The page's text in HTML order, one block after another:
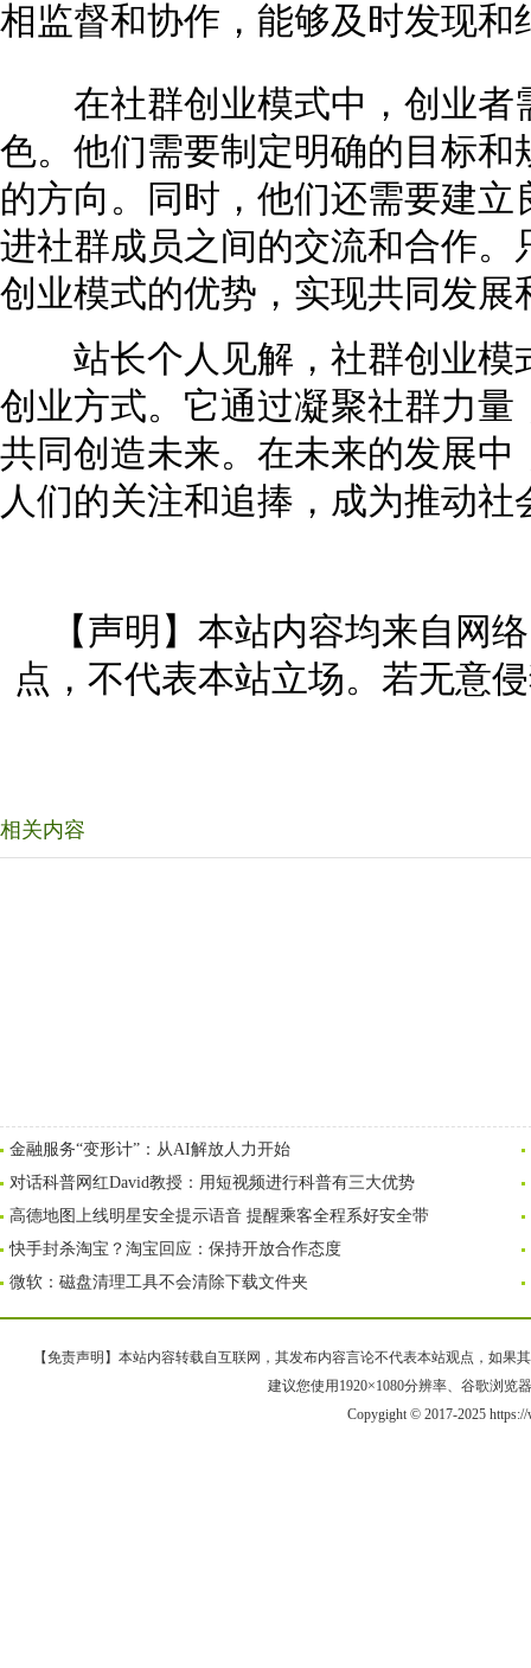
相监督和协作，能够及时发现
在社群创业模式中，创业者
色。他们需要制定明确的目标
的方向。同时，他们还需要建
进社群成员之间的交流和合作
创业模式的优势，实现共同发展
站长个人见解，社群创业模
创业方式。它通过凝聚社群力
共同创造未来。在未来的发展
人们的关注和追捧，成为推动
【声明】本站内容均来自网
点，不代表本站立场。若无意
相关内容
金融服务“变形计”：从AI解放人力开始
对话科普网红David教授：用短视频进行科普有三大优势
高德地图上线明星安全提示语音 提醒乘客全程系好安全带
快手封杀淘宝？淘宝回应：保持开放合作态度
微软：磁盘清理工具不会清除下载文件夹
【免责声明】本站内容转载自互联网，其发布内容言论不代表本站观点，如果
建议您使用1920×1080分辨率、谷歌浏览
Copygight © 2017-2025